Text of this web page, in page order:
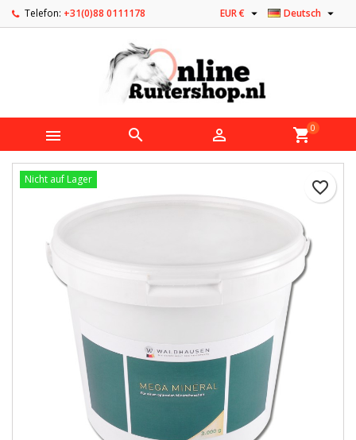
Telefon: +31(0)88 0111178 Deutsch 
EUR € 
   shopping_cart0
favorite_border
Nicht auf Lager